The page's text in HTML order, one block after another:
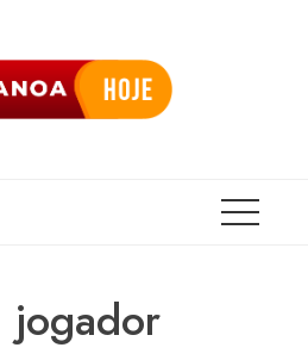
jogador